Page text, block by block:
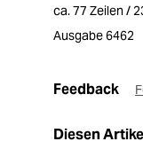
ca. 77 Zeilen /
Ausgabe 6462
Feedback
Diesen